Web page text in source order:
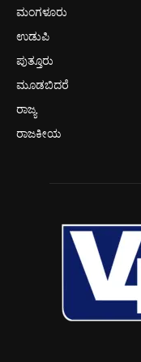
ಮಂಗಳೂರು
ಉಡುಪಿ
ಪುತ್ತೂರು
ಮೂಡಬಿದರೆ
ರಾಜ್ಯ
ರಾಜಕೀಯ